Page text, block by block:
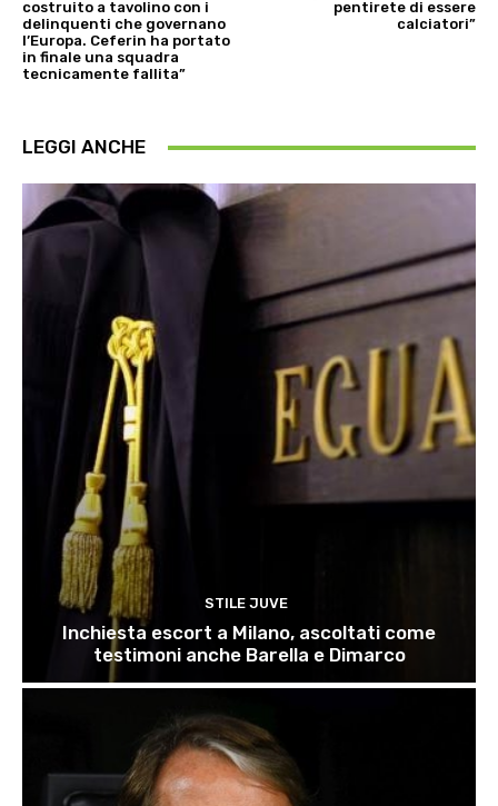
costruito a tavolino con i
delinquenti che governano
l’Europa. Ceferin ha portato
in finale una squadra
tecnicamente fallita”
pentirete di essere
calciatori”
LEGGI ANCHE
STILE JUVE
Inchiesta escort a Milano, ascoltati come
testimoni anche Barella e Dimarco